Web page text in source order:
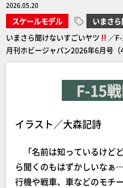
2026.05.20
スケールモデル いまさ
いまさら聞けないすごいヤツ
／
月刊ホビージャパン2026年6月号（
F-15戦
イラスト／大森記詩
「名前は知っているけど
ら聞くのもはずかしいな
行機や戦車、車などのモチ